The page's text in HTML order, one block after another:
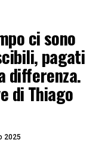
ci sono
pagati
differenza.
di Thiago
2025